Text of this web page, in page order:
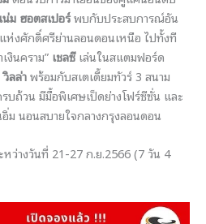
ม ฮอตสเปอร์พบกับประสบการณ์อัน
ห่งศักดิ์ศรีย่านลอนดอนเหนือ ไปทั้งที
งินคราม” เชลซีเล่นในสแตมฟอร์ด
ลล่าพร้อมกับสเตเดี้ยมทัวร์ 3 สนาม
บถ้วน มีมื้อพิเศษเป็ดย่างโฟร์ซีซั่น และ
ม นอนสบายใจกลางกรุงลอนดอน
หว่างวันที่ 21-27 ก.ย.2566 (7 วัน 4